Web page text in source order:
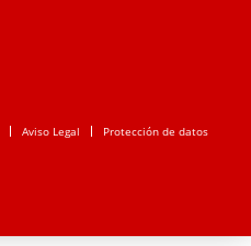
Aviso Legal Protección de datos